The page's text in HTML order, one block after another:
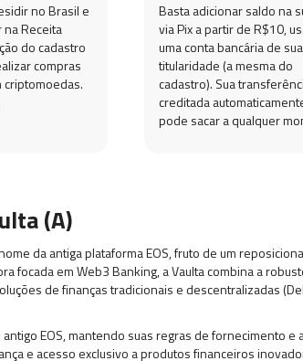
no Brasil e
na Receita
do cadastro
compras
criptomoedas.
Basta adicionar saldo na
via Pix a partir de R$10,
uma conta bancária de sua
titularidade (a mesma do
cadastro). Sua
creditada
pode sacar a qualquer
(A)
da antiga plataforma EOS, fruto de um
focada em Web3 Banking, a Vaulta combina a
de finanças tradicionais e descentralizadas
EOS, mantendo suas regras de fornecimento
e acesso exclusivo a produtos financeiros